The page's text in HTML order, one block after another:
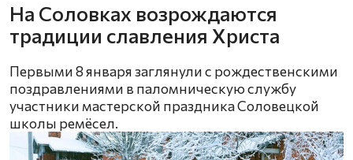
На Соловках возрождаются
традиции славления Христа
Первыми 8 января заглянули с рождественскими
поздравлениями в паломническую службу
участники мастерской праздника Соловецкой
школы ремёсел.